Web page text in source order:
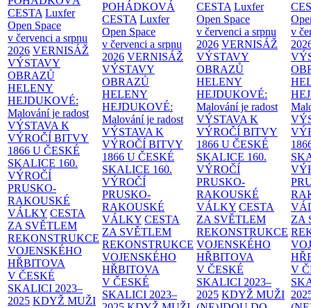
CESTA Luxfer
Open Space
v červenci a srpnu
2026 VERNISÁŽ
VÝSTAVY
OBRAZŮ
HELENY
HEJDUKOVÉ:
Malování je radost
VÝSTAVA K
VÝROČÍ BITVY
1866 U ČESKÉ
SKALICE 160.
VÝROČÍ
PRUSKO-
RAKOUSKÉ
VÁLKY CESTA
ZA SVĚTLEM
REKONSTRUKCE
VOJENSKÉHO
HŘBITOVA
V ČESKÉ
SKALICI 2023–
2025 KDYŽ MUŽI
POHÁDKOVÁ
CESTA Luxfer
Open Space
v červenci a srpnu
2026 VERNISÁŽ
VÝSTAVY
OBRAZŮ
HELENY
HEJDUKOVÉ:
Malování je radost
VÝSTAVA K
VÝROČÍ BITVY
1866 U ČESKÉ
SKALICE 160.
VÝROČÍ
PRUSKO-
RAKOUSKÉ
VÁLKY CESTA
ZA SVĚTLEM
REKONSTRUKCE
VOJENSKÉHO
HŘBITOVA
V ČESKÉ
SKALICI 2023–
CESTA Luxfer
Open Space
v červenci a srpnu
2026 VERNISÁŽ
VÝSTAVY
OBRAZŮ
HELENY
HEJDUKOVÉ:
Malování je radost
VÝSTAVA K
VÝROČÍ BITVY
1866 U ČESKÉ
SKALICE 160.
VÝROČÍ
PRUSKO-
RAKOUSKÉ
VÁLKY CESTA
ZA SVĚTLEM
REKONSTRUKCE
VOJENSKÉHO
HŘBITOVA
V ČESKÉ
SKALICI 2023–
2025 KDYŽ MUŽI
v
ZA
V